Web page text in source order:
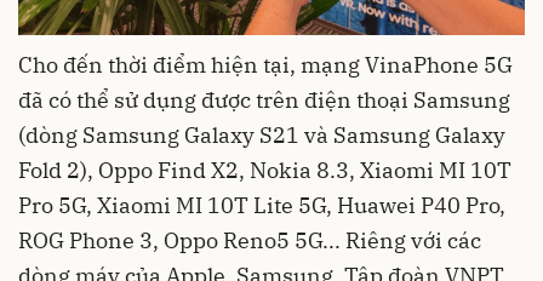
Cho đến thời điểm hiện tại, mạng VinaPhone 5G
đã có thể sử dụng được trên điện thoại Samsung
(dòng Samsung Galaxy S21 và Samsung Galaxy
Fold 2), Oppo Find X2, Nokia 8.3, Xiaomi MI 10T
Pro 5G, Xiaomi MI 10T Lite 5G, Huawei P40 Pro,
ROG Phone 3, Oppo Reno5 5G... Riêng với các